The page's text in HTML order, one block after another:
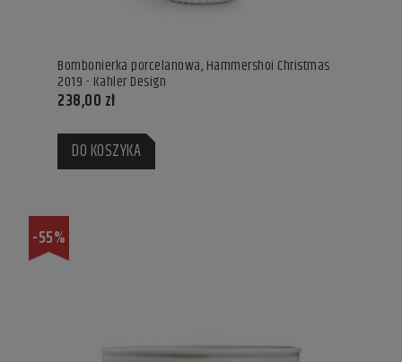
Bombonierka porcelanowa, Hammershoi Christmas
2019 - Kahler Design
238,00 zł
DO KOSZYKA
-55%